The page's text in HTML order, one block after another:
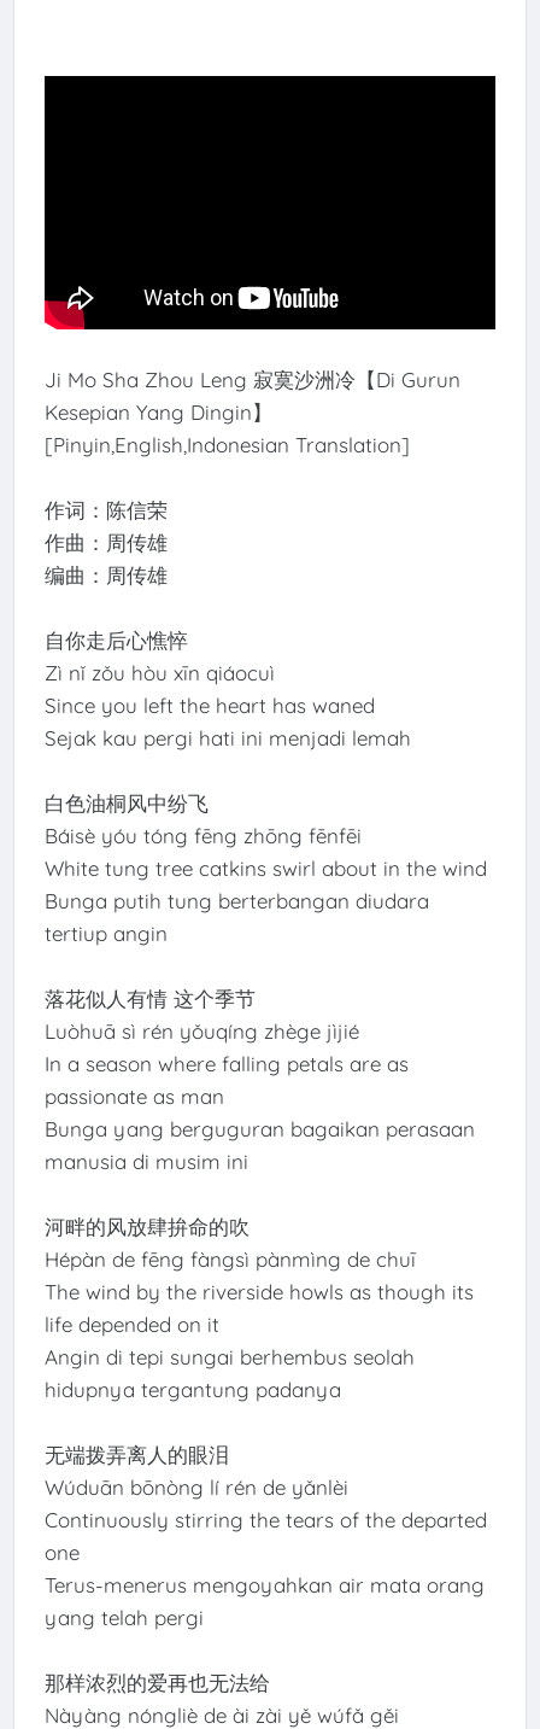
Ji Mo Sha Zhou Leng 寂寞沙洲冷【Di Gurun
Kesepian Yang Dingin】
[Pinyin,English,Indonesian Translation]
作词：陈信荣
作曲：周传雄
编曲：周传雄
自你走后心憔悴
Zì nǐ zǒu hòu xīn qiáocuì
Since you left the heart has waned
Sejak kau pergi hati ini menjadi lemah
白色油桐风中纷飞
Báisè yóu tóng fēng zhōng fēnfēi
White tung tree catkins swirl about in the wind
Bunga putih tung berterbangan diudara
tertiup angin
落花似人有情 这个季节
Luòhuā sì rén yǒuqíng zhège jìjié
In a season where falling petals are as
passionate as man
Bunga yang berguguran bagaikan perasaan
manusia di musim ini
河畔的风放肆拚命的吹
Hépàn de fēng fàngsì pànmìng de chuī
The wind by the riverside howls as though its
life depended on it
Angin di tepi sungai berhembus seolah
hidupnya tergantung padanya
无端拨弄离人的眼泪
Wúduān bōnòng lí rén de yǎnlèi
Continuously stirring the tears of the departed
one
Terus-menerus mengoyahkan air mata orang
yang telah pergi
那样浓烈的爱再也无法给
Nàyàng nóngliè de ài zài yě wúfǎ gěi